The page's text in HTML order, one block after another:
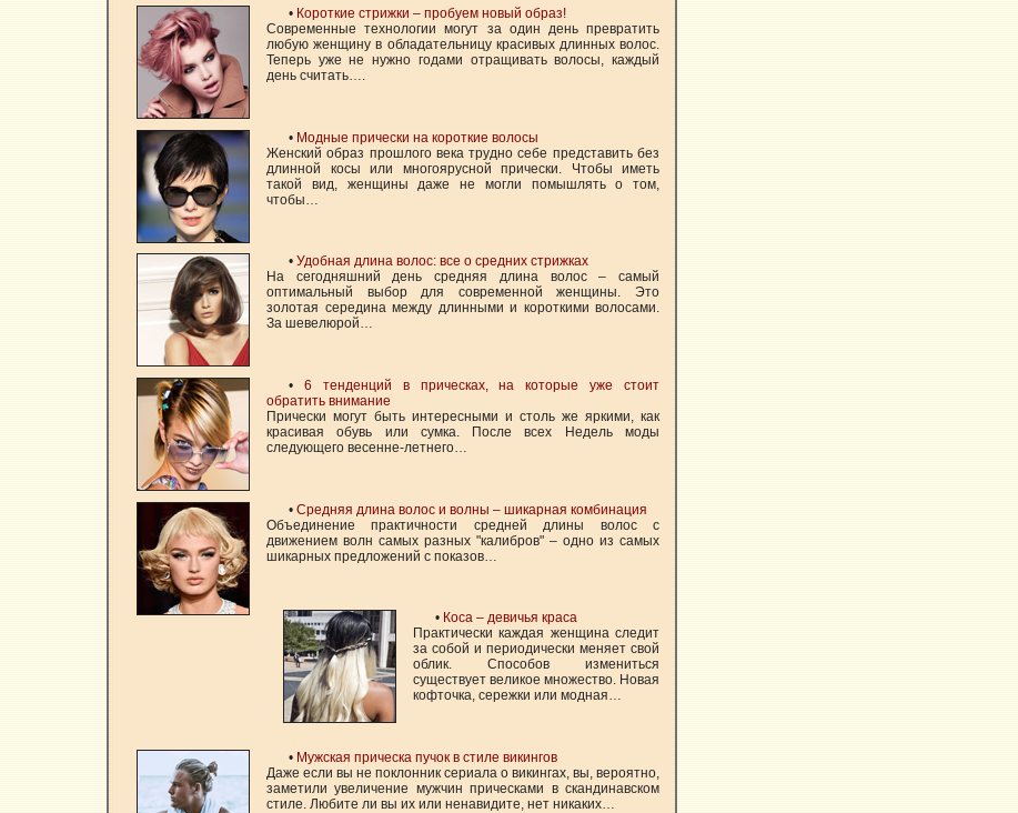
• Короткие стрижки – пробуем новый образ!
Современные технологии могут за один день превратить
любую женщину в обладательницу красивых длинных волос.
Теперь уже не нужно годами отращивать волосы, каждый
день считать….
• Модные прически на короткие волосы
Женский образ прошлого века трудно себе представить без
длинной косы или многоярусной прически. Чтобы иметь
такой вид, женщины даже не могли помышлять о том,
чтобы…
• Удобная длина волос: все о средних стрижках
На сегодняшний день средняя длина волос – самый
оптимальный выбор для современной женщины. Это
золотая середина между длинными и короткими волосами.
За шевелюрой…
• 6 тенденций в прическах, на которые уже стоит
обратить внимание
Прически могут быть интересными и столь же яркими, как
красивая обувь или сумка. После всех Недель моды
следующего весенне-летнего…
• Средняя длина волос и волны – шикарная комбинация
Объединение практичности средней длины волос с
движением волн самых разных "калибров" – одно из самых
шикарных предложений с показов…
• Коса – девичья краса
Практически каждая женщина следит
за собой и периодически меняет свой
облик. Способов измениться
существует великое множество. Новая
кофточка, сережки или модная…
• Мужская прическа пучок в стиле викингов
Даже если вы не поклонник сериала о викингах, вы, вероятно,
заметили увеличение мужчин прическами в скандинавском
стиле. Любите ли вы их или ненавидите, нет никаких…